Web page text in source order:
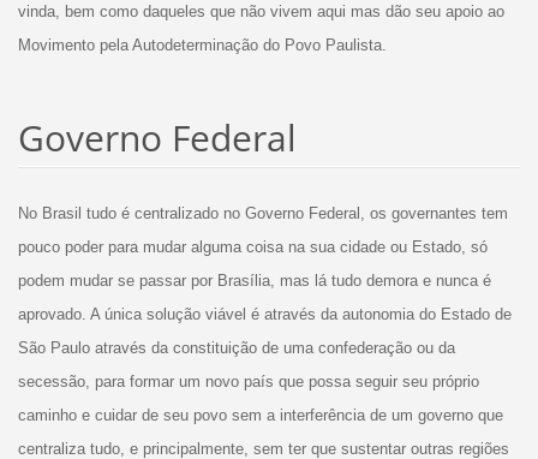
vinda, bem como daqueles que não vivem aqui mas dão seu apoio ao
Movimento pela Autodeterminação do Povo Paulista.
Governo Federal
No Brasil tudo é centralizado no Governo Federal, os governantes tem
pouco poder para mudar alguma coisa na sua cidade ou Estado, só
podem mudar se passar por Brasília, mas lá tudo demora e nunca é
aprovado. A única solução viável é através da autonomia do Estado de
São Paulo através da constituição de uma confederação ou da
secessão, para formar um novo país que possa seguir seu próprio
caminho e cuidar de seu povo sem a interferência de um governo que
centraliza tudo, e principalmente, sem ter que sustentar outras regiões